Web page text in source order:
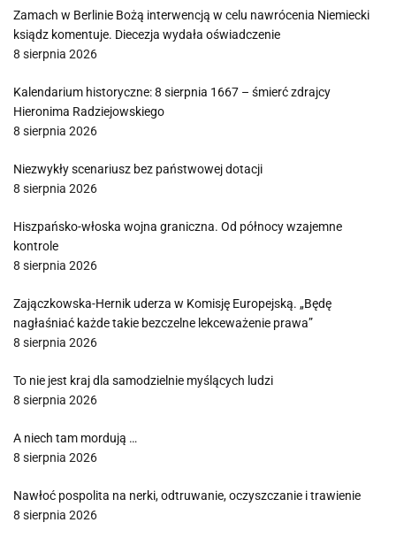
Zamach w Berlinie Bożą interwencją w celu nawrócenia Niemiecki
ksiądz komentuje. Diecezja wydała oświadczenie
8 sierpnia 2026
Kalendarium historyczne: 8 sierpnia 1667 – śmierć zdrajcy
Hieronima Radziejowskiego
8 sierpnia 2026
Niezwykły scenariusz bez państwowej dotacji
8 sierpnia 2026
Hiszpańsko-włoska wojna graniczna. Od północy wzajemne
kontrole
8 sierpnia 2026
Zajączkowska-Hernik uderza w Komisję Europejską. „Będę
nagłaśniać każde takie bezczelne lekceważenie prawa”
8 sierpnia 2026
To nie jest kraj dla samodzielnie myślących ludzi
8 sierpnia 2026
A niech tam mordują …
8 sierpnia 2026
Nawłoć pospolita na nerki, odtruwanie, oczyszczanie i trawienie
8 sierpnia 2026